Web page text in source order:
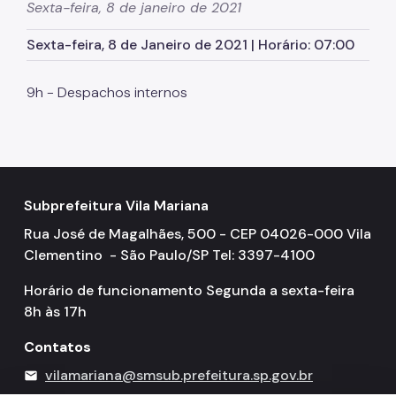
Autorização para Eventos
Zeladoria Urbana
CADES/VM
Termo de Cooperação
Programa de Metas
Sexta-feira, 8 de janeiro de 2021
Sexta-feira, 8 de Janeiro de 2021 | Horário: 07:00
9h - Despachos internos
Subprefeitura Vila Mariana
Rua José de Magalhães, 500 - CEP 04026-000 Vila
Clementino - São Paulo/SP Tel: 3397-4100
Horário de funcionamento Segunda a sexta-feira
8h às 17h
Contatos
mail vilamariana@smsub.prefeitura.sp.gov.br